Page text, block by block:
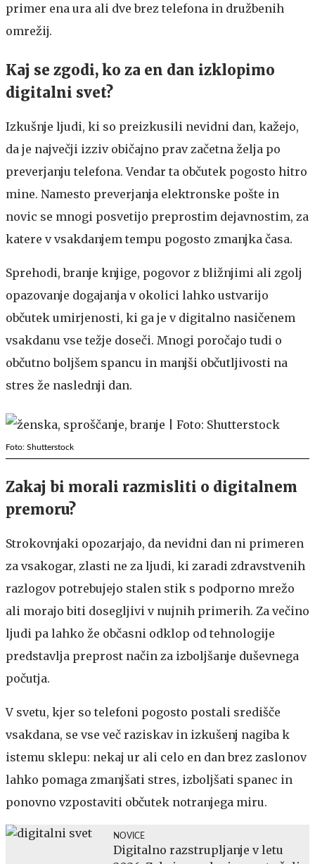
primer ena ura ali dve brez telefona in družbenih
omrežij.
Kaj se zgodi, ko za en dan izklopimo
digitalni svet?
Izkušnje ljudi, ki so preizkusili nevidni dan, kažejo,
da je največji izziv običajno prav začetna želja po
preverjanju telefona. Vendar ta občutek pogosto hitro
mine. Namesto preverjanja elektronske pošte in
novic se mnogi posvetijo preprostim dejavnostim, za
katere v vsakdanjem tempu pogosto zmanjka časa.
Sprehodi, branje knjige, pogovor z bližnjimi ali zgolj
opazovanje dogajanja v okolici lahko ustvarijo
občutek umirjenosti, ki ga je v digitalno nasičenem
vsakdanu vse težje doseči. Mnogi poročajo tudi o
občutno boljšem spancu in manjši občutljivosti na
stres že naslednji dan.
Foto: Shutterstock
Zakaj bi morali razmisliti o digitalnem
premoru?
Strokovnjaki opozarjajo, da nevidni dan ni primeren
za vsakogar, zlasti ne za ljudi, ki zaradi zdravstvenih
razlogov potrebujejo stalen stik s podporno mrežo
ali morajo biti dosegljivi v nujnih primerih. Za večino
ljudi pa lahko že občasni odklop od tehnologije
predstavlja preprost način za izboljšanje duševnega
počutja.
V svetu, kjer so telefoni pogosto postali središče
vsakdana, se vse več raziskav in izkušenj nagiba k
istemu sklepu: nekaj ur ali celo en dan brez zaslonov
lahko pomaga zmanjšati stres, izboljšati spanec in
ponovno vzpostaviti občutek notranjega miru.
NOVICE
Digitalno razstrupljanje v letu